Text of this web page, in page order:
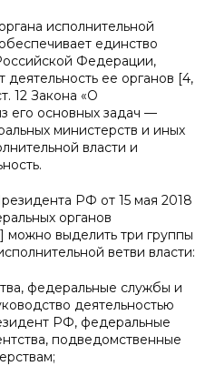
исполнительной
единство
Федерации,
деятельность ее органов [4,
12 Закона «О
его основных задач —
министерств и иных
власти и
РФ от 15 мая 2018
органов
можно выделить три группы
ветви власти:
федеральные службы и
деятельностью
РФ, федеральные
подведомственные